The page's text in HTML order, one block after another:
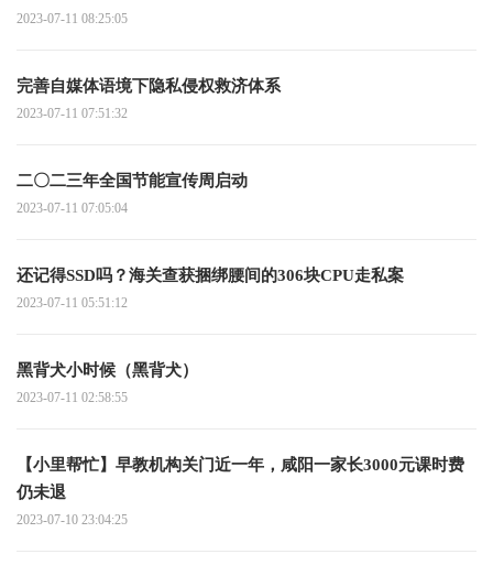
2023-07-11 08:25:05
完善自媒体语境下隐私侵权救济体系
2023-07-11 07:51:32
二〇二三年全国节能宣传周启动
2023-07-11 07:05:04
还记得SSD吗？海关查获捆绑腰间的306块CPU走私案
2023-07-11 05:51:12
黑背犬小时候（黑背犬）
2023-07-11 02:58:55
【小里帮忙】早教机构关门近一年，咸阳一家长3000元课时费
仍未退
2023-07-10 23:04:25